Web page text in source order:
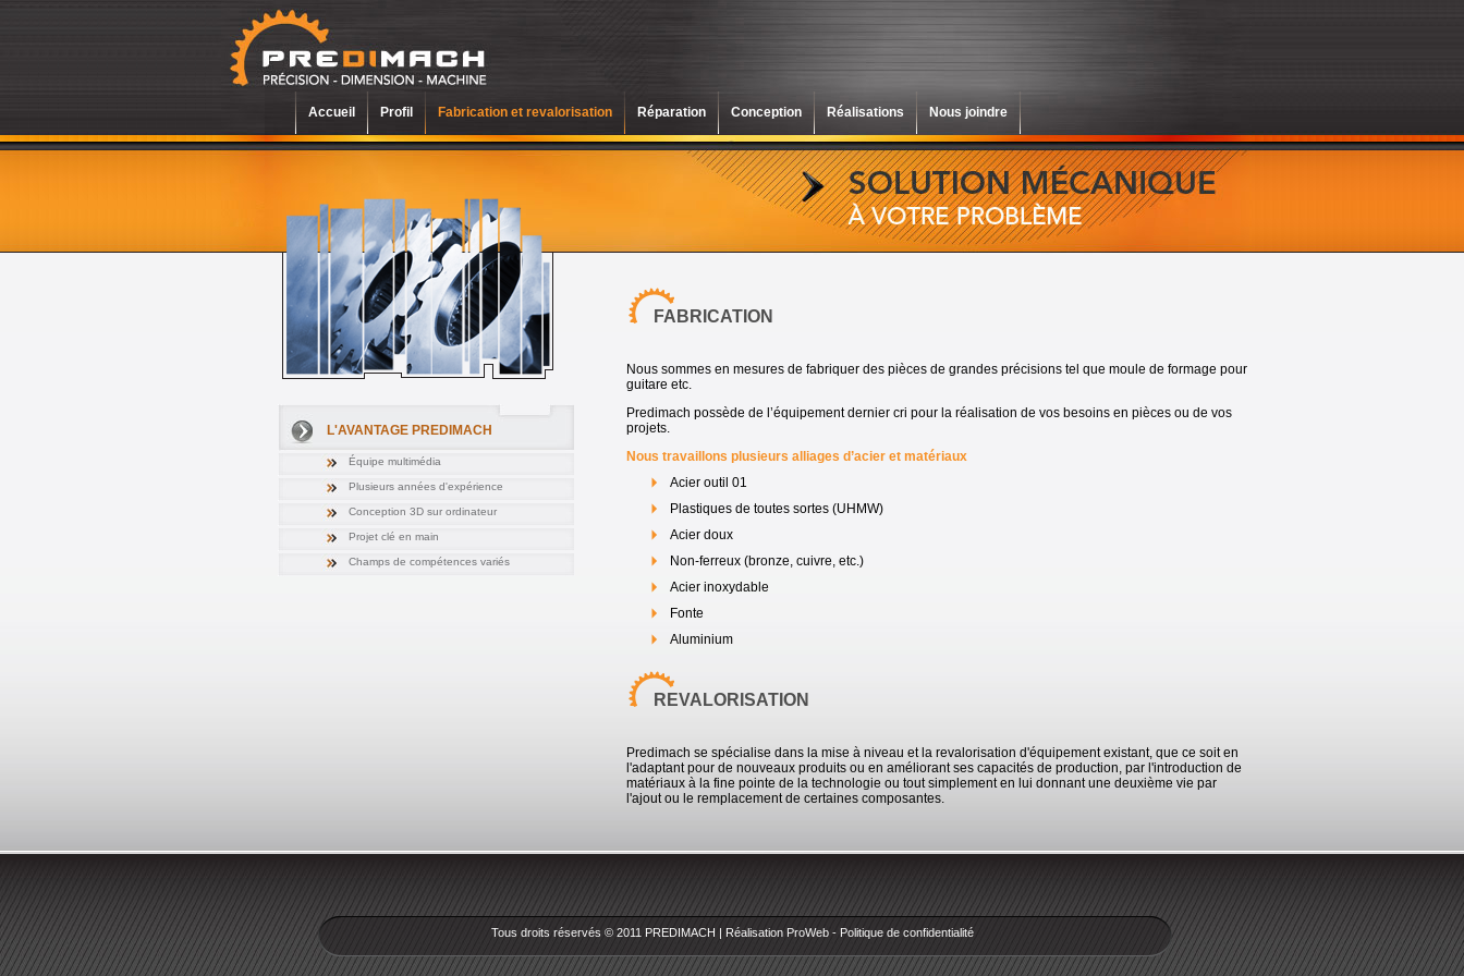
Accueil Profil Fabrication et revalorisation Réparation Conception Réalisations Nous joindre
L'AVANTAGE PREDIMACH
Équipe multimédia
Plusieurs années d'expérience
Conception 3D sur ordinateur
Projet clé en main
Champs de compétences variés
FABRICATION
Nous sommes en mesures de fabriquer des pièces de grandes précisions tel que moule de formage pour
guitare etc.
Predimach possède de l’équipement dernier cri pour la réalisation de vos besoins en pièces ou de vos
projets.
Nous travaillons plusieurs alliages d’acier et matériaux
Acier outil 01
Plastiques de toutes sortes (UHMW)
Acier doux
Non-ferreux (bronze, cuivre, etc.)
Acier inoxydable
Fonte
Aluminium
REVALORISATION
Predimach se spécialise dans la mise à niveau et la revalorisation d'équipement existant, que ce soit en
l'adaptant pour de nouveaux produits ou en améliorant ses capacités de production, par l'introduction de
matériaux à la fine pointe de la technologie ou tout simplement en lui donnant une deuxième vie par
l'ajout ou le remplacement de certaines composantes.
Tous droits réservés © 2011 PREDIMACH | Réalisation ProWeb- Politique de confidentialité